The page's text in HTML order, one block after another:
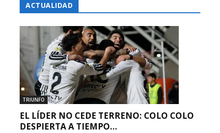
ACTUALIDAD
TRIUNFO
EL LÍDER NO CEDE TERRENO: COLO COLO
DESPIERTA A TIEMPO...